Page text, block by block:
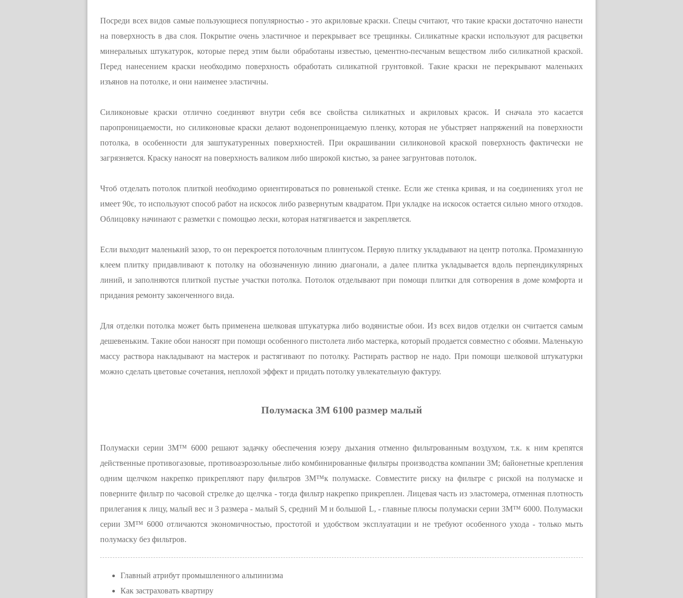
Посреди всех видов самые пользующиеся популярностью - это акриловые краски. Спецы считают, что такие краски достаточно нанести
на поверхность в два слоя. Покрытие очень эластичное и перекрывает все трещинкы. Силикатные краски используют для расцветки
минеральных штукатурок, которые перед этим были обработаны известью, цементно-песчаным веществом либо силикатной краской.
Перед нанесением краски необходимо поверхность обработать силикатной грунтовкой. Такие краски не перекрывают маленьких
изъянов на потолке, и они наименее эластичны.
Силиконовые краски отлично соединяют внутри себя все свойства силикатных и акриловых красок. И сначала это касается
паропроницаемости, но силиконовые краски делают водонепроницаемую пленку, которая не убыстряет напряжений на поверхности
потолка, в особенности для заштукатуренных поверхностей. При окрашивании силиконовой краской поверхность фактически не
загрязняется. Краску наносят на поверхность валиком либо широкой кистью, за ранее загрунтовав потолок.
Чтоб отделать потолок плиткой необходимо ориентироваться по ровненькой стенке. Если же стенка кривая, и на соединениях угол не
имеет 90є, то используют способ работ на искосок либо развернутым квадратом. При укладке на искосок остается сильно много отходов.
Облицовку начинают с разметки с помощью лески, которая натягивается и закрепляется.
Если выходит маленький зазор, то он перекроется потолочным плинтусом. Первую плитку укладывают на центр потолка. Промазанную
клеем плитку придавливают к потолку на обозначенную линию диагонали, а далее плитка укладывается вдоль перпендикулярных
линий, и заполняются плиткой пустые участки потолка. Потолок отделывают при помощи плитки для сотворения в доме комфорта и
придания ремонту законченного вида.
Для отделки потолка может быть применена шелковая штукатурка либо водянистые обои. Из всех видов отделки он считается самым
дешевеньким. Такие обои наносят при помощи особенного пистолета либо мастерка, который продается совместно с обоями. Маленькую
массу раствора накладывают на мастерок и растягивают по потолку. Растирать раствор не надо. При помощи шелковой штукатурки
можно сделать цветовые сочетания, неплохой эффект и придать потолку увлекательную фактуру.
Полумаска 3M 6100 размер малый
Полумаски серии 3М™ 6000 решают задачку обеспечения юзеру дыхания отменно фильтрованным воздухом, т.к. к ним крепятся
действенные противогазовые, противоаэрозольные либо комбинированные фильтры производства компании 3М; байонетные крепления
одним щелчком накрепко прикрепляют пару фильтров 3М™к полумаске. Совместите риску на фильтре с риской на полумаске и
поверните фильтр по часовой стрелке до щелчка - тогда фильтр накрепко прикреплен. Лицевая часть из эластомера, отменная плотность
прилегания к лицу, малый вес и 3 размера - малый S, средний М и большой L, - главные плюсы полумаски серии 3М™ 6000. Полумаски
серии 3M™ 6000 отличаются экономичностью, простотой и удобством эксплуатации и не требуют особенного ухода - только мыть
полумаску без фильтров.
Главный атрибут промышленного альпинизма
Как застраховать квартиру